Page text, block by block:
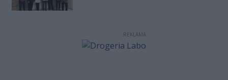
REKLAMA